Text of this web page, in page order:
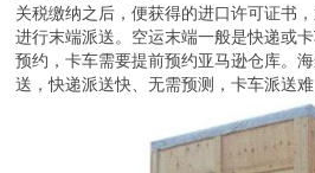
关税缴纳之后，便获得的进口许可证书
进行末端派送。空运末端一般是快递或
预约，卡车需要提前预约亚马逊仓库。
送，快递派送快、无需预测，卡车派送